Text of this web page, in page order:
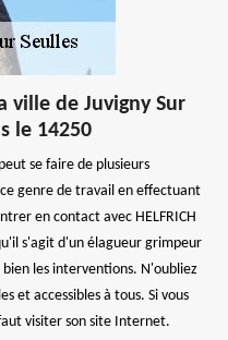
ville de Juvigny Sur
le 14250
se faire de plusieurs
genre de travail en effectuant
en contact avec HELFRICH
s'agit d'un élagueur grimpeur
les interventions. N'oubliez
et accessibles à tous. Si vous
visiter son site Internet.